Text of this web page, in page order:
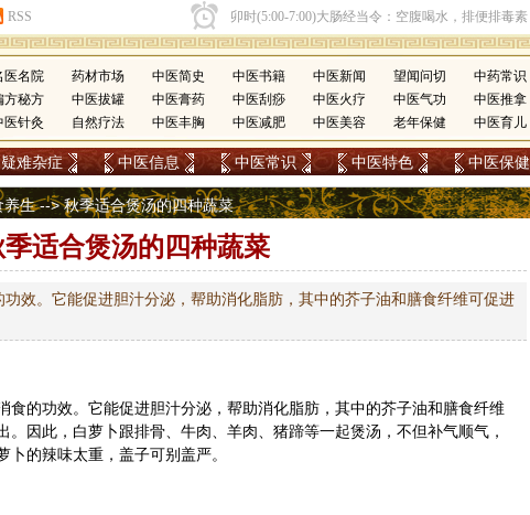
医名院 药材市场 中医简史 中医书籍 中医新闻 望闻问切 中药常识
方秘方
中医拔罐 中医膏药 中医刮痧 中医火疗 中医气功 中医推拿
医针灸
自然疗法 中医丰胸 中医减肥 中医美容 老年保健 中医育儿
疑难杂症 中医信息 中医常识 中医特色 中医保健
养生--> 秋季适合煲汤的四种蔬菜
季适合煲汤的四种蔬菜
效。它能促进胆汁分泌，帮助消化脂肪，其中的芥子油和膳食纤维可促进
食的功效。它能促进胆汁分泌，帮助消化脂肪，其中的芥子油和膳食纤维
因此，白萝卜跟排骨、牛肉、羊肉、猪蹄等一起煲汤，不但补气顺气，
的辣味太重，盖子可别盖严。